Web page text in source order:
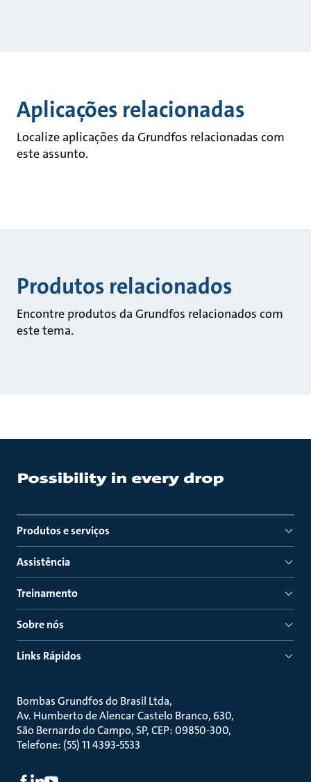
Aplicações relacionadas
Localize aplicações da Grundfos relacionadas com
este assunto.
Produtos relacionados
Encontre produtos da Grundfos relacionados com
este tema.
Produtos e serviços
Assistência
Treinamento
Sobre nós
Links Rápidos
Bombas Grundfos do Brasil Ltda
Av. Humberto de Alencar Castelo Branco, 630
São Bernardo do Campo, SP, CEP: 09850-300
Telefone: (55) 11 4393-5533